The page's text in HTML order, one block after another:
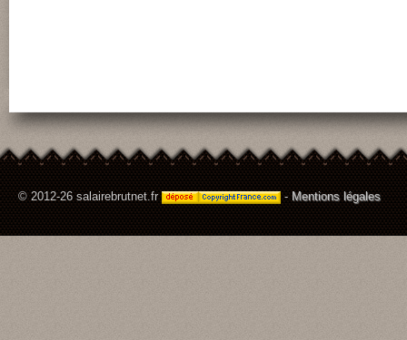
© 2012-26 salairebrutnet.fr -Mentions légales